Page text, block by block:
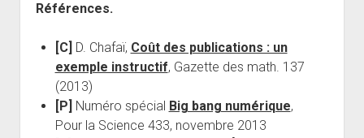
Références.
[C] D. Chafaï, Coût des publications : un
exemple instructif, Gazette des math. 137
(2013)
[P] Numéro spécial Big bang numérique,
Pour la Science 433, novembre 2013